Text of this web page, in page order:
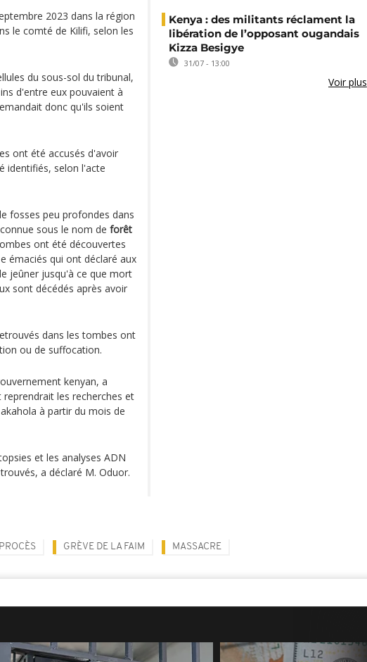
2023 dans la région
le comté de Kilifi, selon les
du sous-sol du tribunal,
d'entre eux pouvaient à
donc qu'ils soient
ont été accusés d'avoir
identifiés, selon l'acte
fosses peu profondes dans
sous le nom de forêt
ont été découvertes
émaciés qui ont déclaré aux
jeûner jusqu'à ce que mort
sont décédés après avoir
dans les tombes ont
ou de suffocation.
kenyan, a
les recherches et
à partir du mois de
et les analyses ADN
a déclaré M. Oduor.
Kenya : des militants réclament la
libération de l’opposant ougandais
Kizza Besigye
31/07 - 13:00
Voir plus
GRÈVE DE LA FAIM MASSACRE